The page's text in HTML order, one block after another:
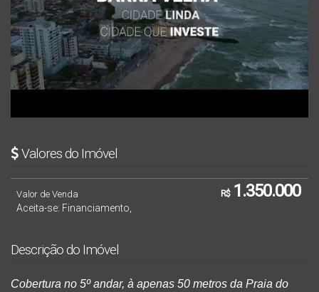
Valores do Imóvel
R$1.350.000
Valor de Venda
Aceita-se: Financiamento,
Descrição do Imóvel
Cobertura no 5º andar, à apenas 50 metros da Praia do